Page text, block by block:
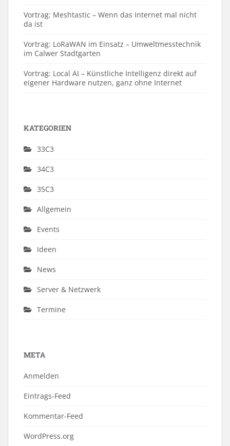
Vortrag: Meshtastic – Wenn das Internet mal nicht
da ist
Vortrag: LoRaWAN im Einsatz – Umweltmesstechnik
im Calwer Stadtgarten
Vortrag: Local AI – Künstliche Intelligenz direkt auf
eigener Hardware nutzen, ganz ohne Internet
KATEGORIEN
33C3
34C3
35C3
Allgemein
Events
Ideen
News
Server & Netzwerk
Termine
META
Anmelden
Eintrags-Feed
Kommentar-Feed
WordPress.org